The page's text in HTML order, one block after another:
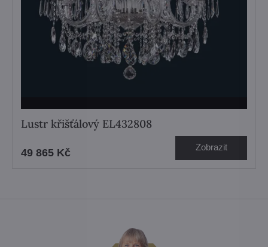
Lustr křišťálový EL432808
49 865 Kč Zobrazit